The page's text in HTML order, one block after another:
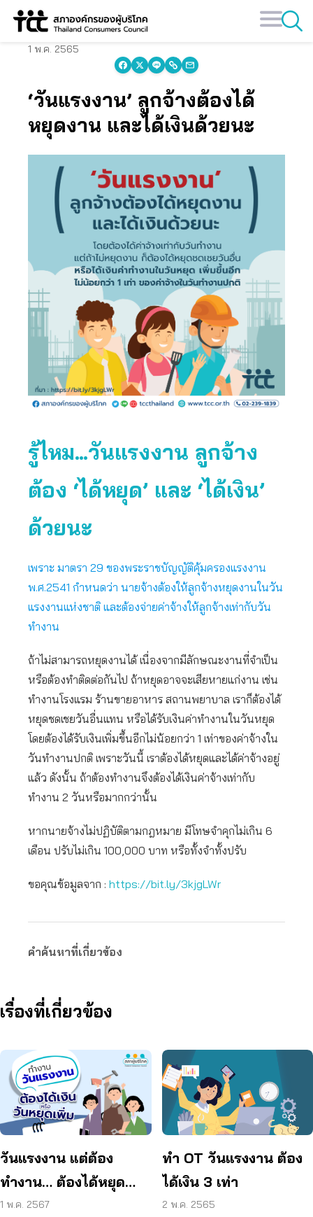
Skip
1 พ.ค. 2565
‘วันแรงงาน’ ลูกจ้างต้องได้
หยุดงาน และได้เงินด้วยนะ
รู้ไหม…วันแรงงาน ลูกจ้าง
ต้อง ‘ได้หยุด’ และ ‘ได้เงิน’
ด้วยนะ
เพราะ มาตรา 29 ของพระราชบัญญัติคุ้มครองแรงงาน
พ.ศ.2541 กำหนดว่า นายจ้างต้องให้ลูกจ้างหยุดงานในวัน
แรงงานแห่งชาติ และต้องจ่ายค่าจ้างให้ลูกจ้างเท่ากับวัน
ทำงาน
ถ้าไม่สามารถหยุดงานได้ เนื่องจากมีลักษณะงานที่จำเป็น
หรือต้องทำติดต่อกันไป ถ้าหยุดอาจจะเสียหายแก่งาน เช่น
ทำงานโรงแรม ร้านขายอาหาร สถานพยาบาล เราก็ต้องได้
หยุดชดเชยวันอื่นแทน หรือได้รับเงินค่าทำงานในวันหยุด
โดยต้องได้รับเงินเพิ่มขึ้นอีกไม่น้อยกว่า 1 เท่าของค่าจ้างใน
วันทำงานปกติ เพราะวันนี้ เราต้องได้หยุดและได้ค่าจ้างอยู่
แล้ว ดังนั้น ถ้าต้องทำงานจึงต้องได้เงินค่าจ้างเท่ากับ
ทำงาน 2 วันหรือมากกว่านั้น
หากนายจ้างไม่ปฏิบัติตามกฎหมาย มีโทษจำคุกไม่เกิน 6
เดือน ปรับไม่เกิน 100,000 บาท หรือทั้งจำทั้งปรับ
ขอคุณข้อมูลจาก : https://bit.ly/3kjgLWr
คำค้นหาที่เกี่ยวข้อง
เรื่องที่เกี่ยวข้อง
วันแรงงาน แต่ต้อง
ทำงาน… ต้องได้หยุด
ชดเชยในวันอื่น หรือได้
1 พ.ค. 2567
ทำ OT วันแรงงาน ต้อง
ได้เงิน 3 เท่า
2 พ.ค. 2565